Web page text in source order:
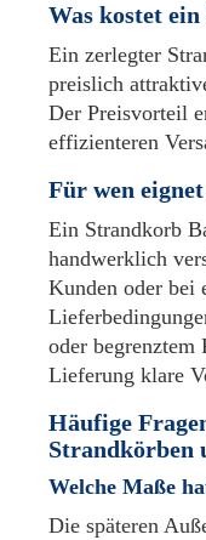
Was kostet
Ein zerlegter
preislich
Der Preisvorteil
effizienteren
Für wen
Ein Strandkorb
handwerklich
Kunden oder bei
oder begrenztem
Lieferung klare
Häufige
Strandkörben
Welche Maße
Die späteren